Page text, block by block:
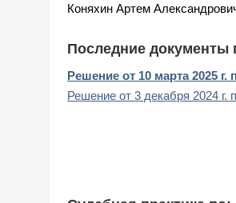
Коняхин Артем
Последние документы
Решение от 10 марта 2025
Решение от 3 декабря 2024